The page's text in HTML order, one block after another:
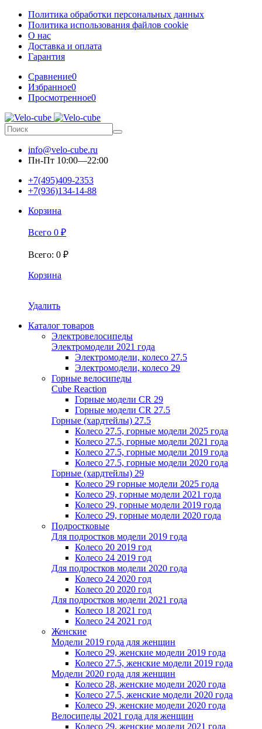
Политика обработки персональных данных
Политика использования файлов cookie
О нас
Доставка и оплата
Гарантия
Сравнение0
Избранное0
Просмотренное0
info@velo-cube.ru
Пн-Пт 10:00—22:00
+7(495)409-2353
+7(936)134-14-88
Корзина
Всего 0 ₽
Всего: 0 ₽
Корзина
Удалить
Каталог товаров
Электровелосипеды
Электромодели 2021 года
Электромодели, колесо 27.5
Электромодели, колесо 29
Горные велосипеды
Cube Reaction
Горные модели CR 29
Горные модели CR 27.5
Горные (хардтейлы) 27.5
Колесо 27.5, горные модели 2025 года
Колесо 27.5, горные модели 2021 года
Колесо 27.5, горные модели 2019 года
Колесо 27.5, горные модели 2020 года
Горные (хардтейлы) 29
Колесо 29 горные модели 2025 года
Колесо 29, горные модели 2021 года
Колесо 29, горные модели 2019 года
Колесо 29, горные модели 2020 года
Подростковые
Для подростков модели 2019 года
Колесо 20 2019 год
Колесо 24 2019 год
Для подростков модели 2020 года
Колесо 24 2020 год
Колесо 20 2020 год
Для подростков модели 2021 года
Колесо 18 2021 год
Колесо 24 2021 год
Женскиe
Модели 2019 года для женщин
Колесо 29, женские модели 2019 года
Колесо 27.5, женские модели 2019 года
Модели 2020 года для женщин
Колесо 28, женские модели 2020 года
Колесо 27.5, женские модели 2020 года
Колесо 29, женские модели 2020 года
Велосипеды 2021 года для женщин
Колесо 29, женские модели 2021 года